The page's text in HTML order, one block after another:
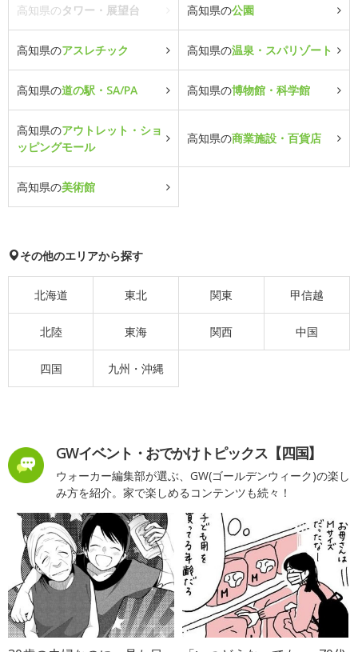
高知県のタワー・展望台 高知県の公園
高知県のアスレチック 高知県の温泉・スパリゾート
高知県の道の駅・SA/PA 高知県の博物館・科学館
高知県のアウトレット・ショ
ッピングモール
高知県の商業施設・百貨店
高知県の美術館
その他のエリアから探す
北海道 東北 関東 甲信越
北陸 東海 関西 中国
四国 九州・沖縄
GWイベント・おでかけトピックス【四国】
ウォーカー編集部が選ぶ、GW(ゴールデンウィーク)の楽し
み方を紹介。家で楽しめるコンテンツも続々！